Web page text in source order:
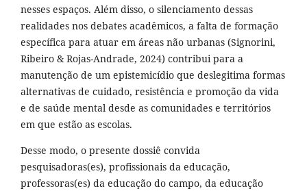
nesses espaços. Além disso, o silenciamento dessas
realidades nos debates acadêmicos, a falta de formação
específica para atuar em áreas não urbanas (Signorini,
Ribeiro & Rojas-Andrade, 2024) contribui para a
manutenção de um epistemicídio que deslegitima formas
alternativas de cuidado, resistência e promoção da vida
e de saúde mental desde as comunidades e territórios
em que estão as escolas.
Desse modo, o presente dossiê convida
pesquisadoras(es), profissionais da educação,
professoras(es) da educação do campo, da educação